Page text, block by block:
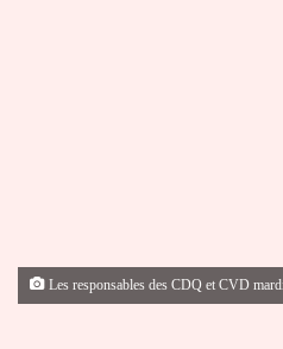
Les responsables des CDQ et CVD